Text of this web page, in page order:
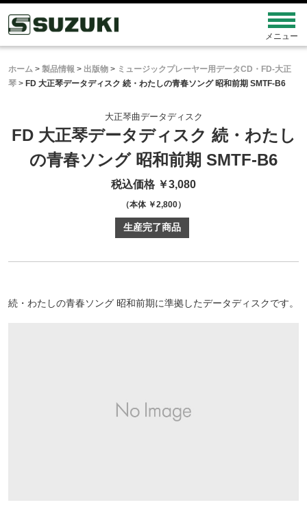
ホーム > 製品情報 > 出版物 > ミュージックプレーヤー用データCD・FD-大正
琴 > FD 大正琴データディスク 続・わたしの青春ソング 昭和前期 SMTF-B6
大正琴曲データディスク
FD 大正琴データディスク 続・わたし
の青春ソング 昭和前期 SMTF-B6
税込価格 ￥3,080
（本体 ￥2,800）
生産完了商品
続・わたしの青春ソング 昭和前期に準拠したデータディスクです。